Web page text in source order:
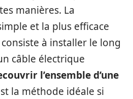
manières. La
et la plus efficace
à installer le long
câble électrique
l’ensemble d’une
la méthode idéale si